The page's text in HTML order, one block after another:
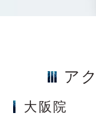
ア
大阪院